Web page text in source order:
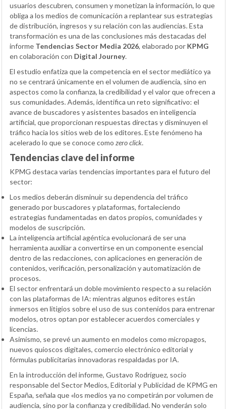
usuarios descubren, consumen y monetizan la información, lo que
obliga a los medios de comunicación a replantear sus estrategias
de distribución, ingresos y su relación con las audiencias. Esta
transformación es una de las conclusiones más destacadas del
informe Tendencias Sector Media 2026, elaborado por KPMG
en colaboración con Digital Journey.
El estudio enfatiza que la competencia en el sector mediático ya
no se centrará únicamente en el volumen de audiencia, sino en
aspectos como la confianza, la credibilidad y el valor que ofrecen a
sus comunidades. Además, identifica un reto significativo: el
avance de buscadores y asistentes basados en inteligencia
artificial, que proporcionan respuestas directas y disminuyen el
tráfico hacia los sitios web de los editores. Este fenómeno ha
acelerado lo que se conoce como zero click.
Tendencias clave del informe
KPMG destaca varias tendencias importantes para el futuro del
sector:
Los medios deberán disminuir su dependencia del tráfico
generado por buscadores y plataformas, fortaleciendo
estrategias fundamentadas en datos propios, comunidades y
modelos de suscripción.
La inteligencia artificial agéntica evolucionará de ser una
herramienta auxiliar a convertirse en un componente esencial
dentro de las redacciones, con aplicaciones en generación de
contenidos, verificación, personalización y automatización de
procesos.
El sector enfrentará un doble movimiento respecto a su relación
con las plataformas de IA: mientras algunos editores están
inmersos en litigios sobre el uso de sus contenidos para entrenar
modelos, otros optan por establecer acuerdos comerciales y
licencias.
Asimismo, se prevé un aumento en modelos como micropagos,
nuevos quioscos digitales, comercio electrónico editorial y
fórmulas publicitarias innovadoras respaldadas por IA.
En la introducción del informe, Gustavo Rodríguez, socio
responsable del Sector Medios, Editorial y Publicidad de KPMG en
España, señala que «los medios ya no competirán por volumen de
audiencia, sino por la confianza y credibilidad. No venderán solo